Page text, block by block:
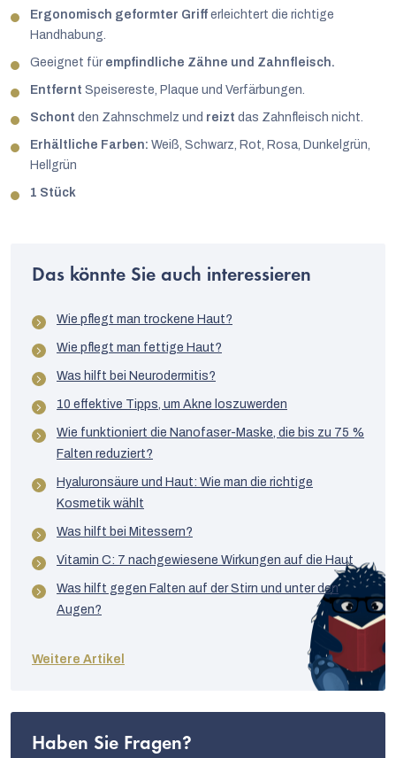
Ergonomisch geformter Griff erleichtert die richtige
Handhabung.
Geeignet für empfindliche Zähne und Zahnfleisch.
Entfernt Speisereste, Plaque und Verfärbungen.
Schont den Zahnschmelz und reizt das Zahnfleisch nicht.
Erhältliche Farben: Weiß, Schwarz, Rot, Rosa, Dunkelgrün,
Hellgrün
1 Stück
Das könnte Sie auch interessieren
Wie pflegt man trockene Haut?
Wie pflegt man fettige Haut?
Was hilft bei Neurodermitis?
10 effektive Tipps, um Akne loszuwerden
Wie funktioniert die Nanofaser-Maske, die bis zu 75 %
Falten reduziert?
Hyaluronsäure und Haut: Wie man die richtige
Kosmetik wählt
Was hilft bei Mitessern?
Vitamin C: 7 nachgewiesene Wirkungen auf die Haut
Was hilft gegen Falten auf der Stirn und unter den
Augen?
Weitere Artikel
Haben Sie Fragen?